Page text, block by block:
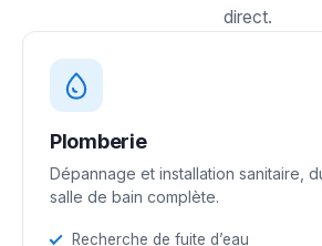
direct.
Plomberie
Dépannage et installation sanitaire,
salle de bain complète.
Recherche de fuite d’eau